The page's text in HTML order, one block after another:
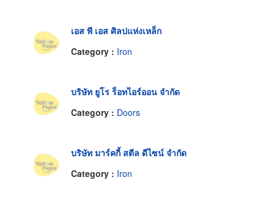
เอส พี เอส ศิลปแห่งเหล็ก
Category : Iron
บริษัท ยูโร ร็อทไอร์ออน จำกัด
Category : Doors
บริษัท มาร์คกี้ สตีล ดีไซน์ จำกัด
Category : Iron